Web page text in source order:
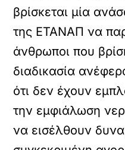
βρίσκεται μία
της ΕΤΑΝΑΠ να
άνθρωποι που
διαδικασία
ότι δεν έχουν
την εμφιάλωση
να εισέλθουν